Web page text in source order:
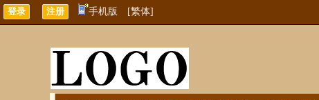
手机版 [繁体]